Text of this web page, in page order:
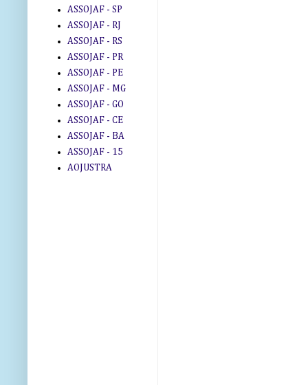
ASSOJAF - SP
ASSOJAF - RJ
ASSOJAF - RS
ASSOJAF - PR
ASSOJAF - PE
ASSOJAF - MG
ASSOJAF - GO
ASSOJAF - CE
ASSOJAF - BA
ASSOJAF - 15
AOJUSTRA